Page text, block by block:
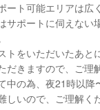
ート可能エリアは広
サポートに伺えない
トをいただいたあと
だきますので、ご理
中の為、夜21時以降
しいので、ご理解く